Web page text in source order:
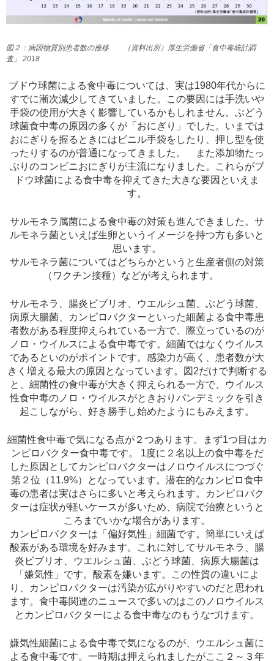
図２：病因物質別患者数の推移 （資料出所）厚生労働省「食中毒統計調
査」 2018
ブドウ球菌による食中毒については、実は1980年代からに
すでに漸次減少してきていました。この要因には手洗いや
手袋の使用が大きく影響しているかもしれません。ぶどう
球菌食中毒の原因の多くが「おにぎり」でした。いまでは
おにぎりを握るときにはビニル手袋をしたり、押し型を使
ったりするのが普通になってきました。 また添加物たっ
ぷりのコンビニおにぎりが主流になりました。これらがブ
ドウ球菌による食中毒を抑えてきた大きな要因といえま
す。
サルモネラ属菌による食中毒の対策も進んできました。サ
ルモネラ菌といえば生卵というイメージを持つ方も多いと
思います。
サルモネラ菌についてはどちらかというと生産者側の対策
（ワクチン接種）などが考えられます。
サルモネラ、腸炎ビブリオ、ウエルシュ菌、ぶどう球菌、
病原大腸菌、カンピロバクターといった細菌よる食中毒患
者数がある程度抑えられている一方で、際立っているのが
ノロ・ウイルスによる食中毒です。細菌ではなくウイルス
であるといのがポイントです。感染力が高く、患者数が大
きく増える最大の原因となっています。図2だけで判断する
と、細菌性の食中毒が大きく抑えられる一方で、ウイルス
性食中毒のノロ・ウイルスがときおりパンデミックを引き
起こしながら、好き勝手し始めたようにもみえます。
細菌性食中毒で気になる点が２つあります。まず1つ目はカ
ンピロバクター食中毒です。 1度に２名以上の食中毒をだ
した原因としてカンピロバクターはノロウイルスにつづぐ
第２位（11.9%）となっています。潜在的なカンピロ食中
毒の患者は実はさらに多いと考えられます。カンピロバク
ターは症状が軽いケースが多いため、病院で治療というと
ころまでいかな場合があります。
カンピロバクターは「偏好気性」細菌です。簡単にいえば
酸素がある環境を好みます。これに対してサルモネラ、腸
炎ビブリオ、ウエルシュ菌、ぶどう球菌、病原大腸菌は
「嫌気性」です。酸素を嫌います。この性質の違いによ
り、カンピロバクターは汚染が広がりやすいのだと思われ
ます。食中毒関連のニュースで多いのはこのノロウイルス
とカンピロバクターによる食中毒なのもうなづけます。
嫌気性細菌による食中毒で気になるのが、ウエルシュ菌に
よる食中毒です。一時期は押えられましたがここ２～３年